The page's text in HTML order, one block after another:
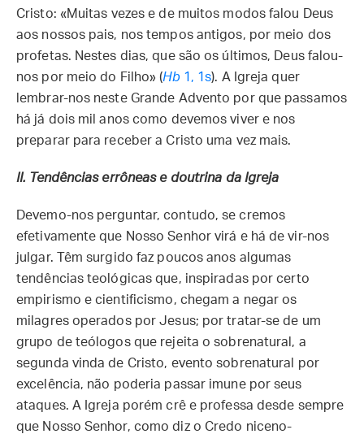
Cristo: «Muitas vezes e de muitos modos falou Deus
aos nossos pais, nos tempos antigos, por meio dos
profetas. Nestes dias, que são os últimos, Deus falou-
nos por meio do Filho» (Hb1, 1s). A Igreja quer
lembrar-nos neste Grande Advento por que passamos
há já dois mil anos como devemos viver e nos
preparar para receber a Cristo uma vez mais.
II. Tendências errôneas e doutrina da Igreja
Devemo-nos perguntar, contudo, se cremos
efetivamente que Nosso Senhor virá e há de vir-nos
julgar. Têm surgido faz poucos anos algumas
tendências teológicas que, inspiradas por certo
empirismo e cientificismo, chegam a negar os
milagres operados por Jesus; por tratar-se de um
grupo de teólogos que rejeita o sobrenatural, a
segunda vinda de Cristo, evento sobrenatural por
excelência, não poderia passar imune por seus
ataques. A Igreja porém crê e professa desde sempre
que Nosso Senhor, como diz o Credo niceno-